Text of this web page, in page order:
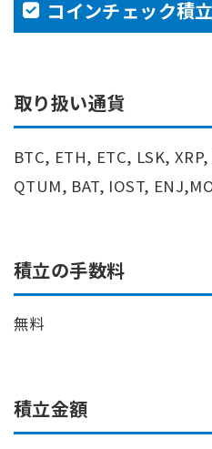
コインチェック積
取り扱い通貨
BTC, ETH, ETC, LSK,
QTUM, BAT, IOST,
積立の手数料
無料
積立金額